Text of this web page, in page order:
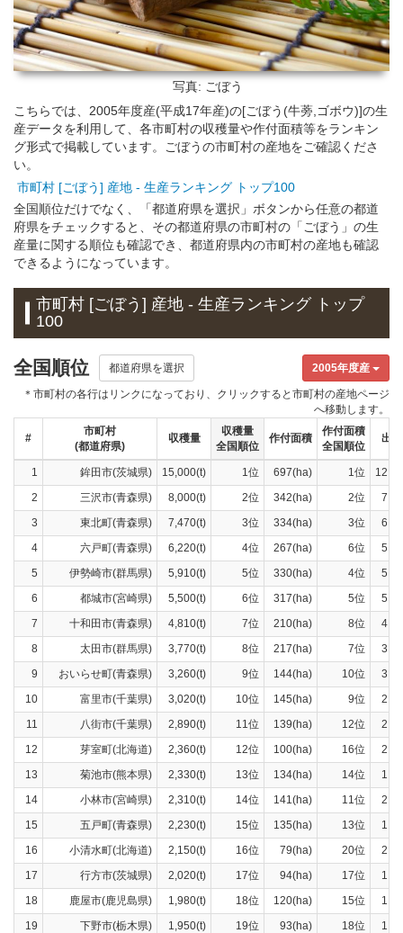
写真: ごぼう
こちらでは、2005年度産(平成17年産)の[ごぼう(牛蒡,ゴボウ)]の生
産データを利用して、各市町村の収穫量や作付面積等をランキン
グ形式で掲載しています。ごぼうの市町村の産地をご確認くださ
い。
市町村 [ごぼう] 産地 - 生産ランキング トップ100
全国順位だけでなく、「都道府県を選択」ボタンから任意の都道
府県をチェックすると、その都道府県の市町村の「ごぼう」の生
産量に関する順位も確認でき、都道府県内の市町村の産地も確認
できるようになっています。
市町村 [ごぼう] 産地 - 生産ランキング トップ
100
全国順位 都道府県を選択 2005年度産
＊市町村の各行はリンクになっており、クリックすると市町村の産地ページ
へ移動します。
#
市町村
(都道府県)
収穫量
収穫量
全国順位
作付面積
作付面積
全国順位
出
1 鉾田市(茨城県) 15,000(t) 1位 697(ha) 1位
2
三沢市(青森県) 8,000(t) 2位 342(ha) 2位
3
東北町(青森県) 7,470(t) 3位 334(ha) 3位
4
六戸町(青森県) 6,220(t) 4位 267(ha) 6位
5
伊勢崎市(群馬県) 5,910(t) 5位 330(ha) 4位
6
都城市(宮崎県) 5,500(t) 6位 317(ha) 5位
7
十和田市(青森県) 4,810(t) 7位 210(ha) 8位
8
太田市(群馬県) 3,770(t) 8位 217(ha) 7位
9
おいらせ町(青森県) 3,260(t) 9位 144(ha) 10位
10
富里市(千葉県) 3,020(t) 10位 145(ha) 9位
11
八街市(千葉県) 2,890(t) 11位 139(ha) 12位
12
芽室町(北海道) 2,360(t) 12位 100(ha) 16位
13
菊池市(熊本県) 2,330(t) 13位 134(ha) 14位
14
小林市(宮崎県) 2,310(t) 14位 141(ha) 11位
15
五戸町(青森県) 2,230(t) 15位 135(ha) 13位
16
小清水町(北海道) 2,150(t) 16位 79(ha) 20位
17
行方市(茨城県) 2,020(t) 17位 94(ha) 17位
18
鹿屋市(鹿児島県) 1,980(t) 18位 120(ha) 15位
19
下野市(栃木県) 1,950(t) 19位 93(ha) 18位